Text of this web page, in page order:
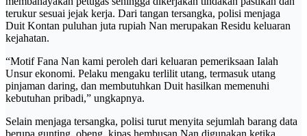
terukur sesuai jejak kerja. Dari tangan tersangka, polisi menjaga
Duit Kontan puluhan juta rupiah Nan merupakan Residu keluaran
kejahatan.
“Motif Fana Nan kami peroleh dari keluaran pemeriksaan Ialah
Unsur ekonomi. Pelaku mengaku terlilit utang, termasuk utang
pinjaman daring, dan membutuhkan Duit hasilkan memenuhi
kebutuhan pribadi,” ungkapnya.
Selain menjaga tersangka, polisi turut menyita sejumlah barang data